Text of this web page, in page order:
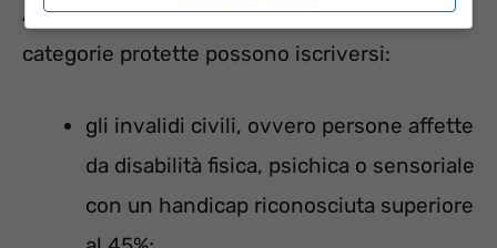
Ai sensi dellalegge numero 68 del 1999alle
categorie protette possono iscriversi:
gli invalidi civili, ovvero persone affette
da disabilità fisica, psichica o sensoriale
con un handicap riconosciuta superiore